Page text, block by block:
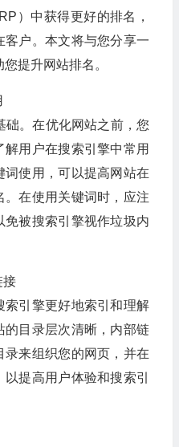
）中获得更好的排名，
客户。本文将与您分享一
提升网站排名。
础。在优化网站之前，您
用户在搜索引擎中常用
词使用，可以提高网站在
在使用关键词时，应注
被搜索引擎视作垃圾内
接
索引擎更好地索引和理解
的目录层次清晰，内部链
来组织您的网页，并在
提高用户体验和搜索引